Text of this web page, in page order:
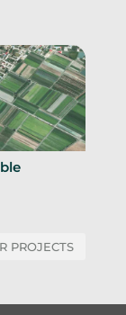
PROJECTS